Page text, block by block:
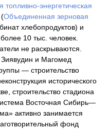
топливно-энергетическая
(Объединенная зерновая
хлебопродуктов) и
10 тыс. человек.
не раскрываются.
и Магомед
— строительство
исторического
строительство стадиона
Восточная Сибирь—
активно занимается
фонд